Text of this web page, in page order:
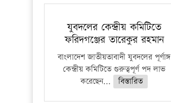
যুবদলের কেন্দ্রীয় কমিটিতে
ফরিদগঞ্জের তারেকুর রহমান
বাংলাদেশ জাতীয়তাবাদী যুবদলের পূর্ণাঙ্গ
কেন্দ্রীয় কমিটিতে গুরুত্বপূর্ণ পদ লাভ
করেছেন...
বিস্তারিত